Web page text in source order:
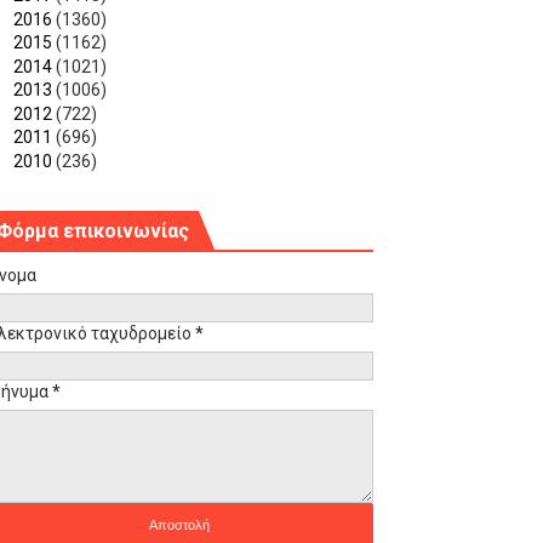
2016 (1360)
2015 (1162)
2014(1021)
2013 (1006)
2012 (722)
2011 (696)
2010 (236)
επικοινωνίας
ταχυδρομείο *
*